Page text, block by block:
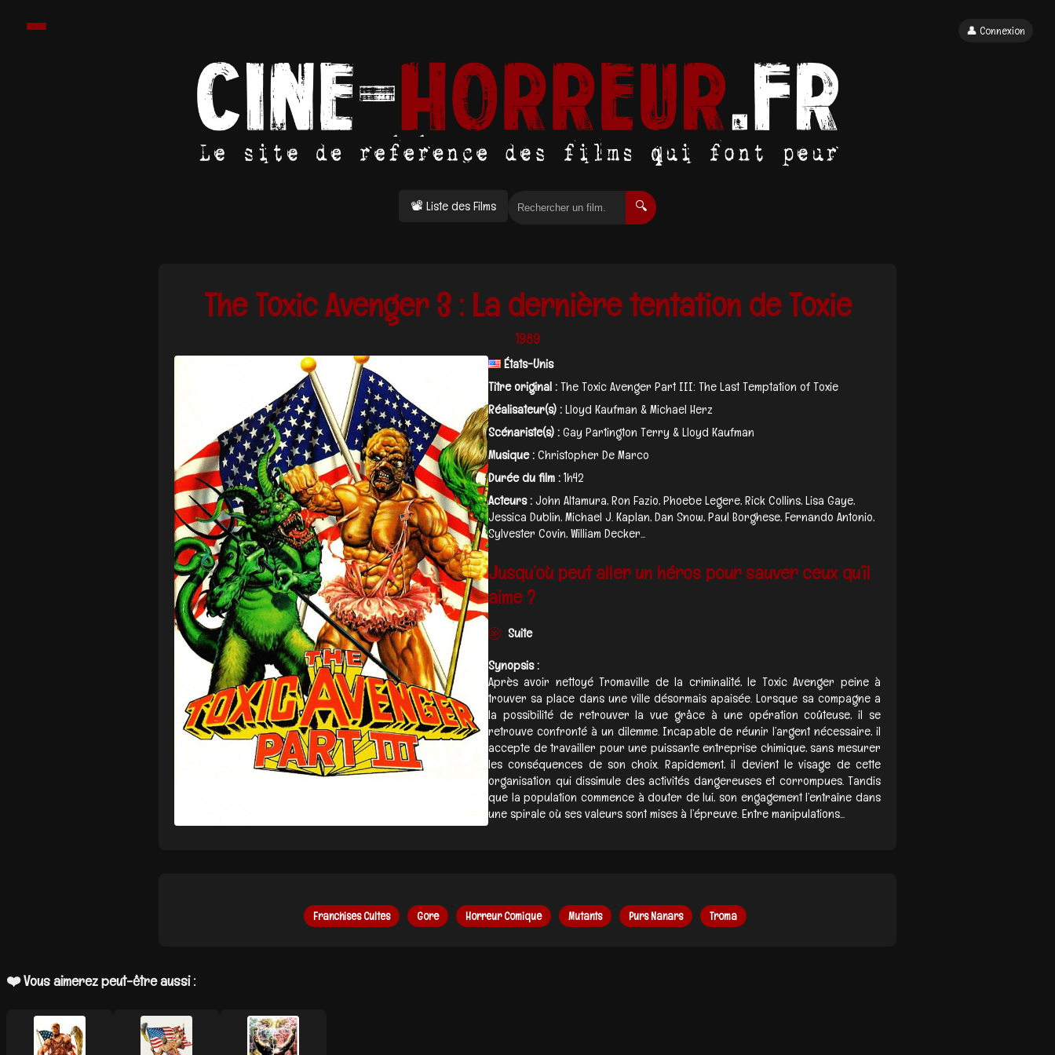
📽 Liste des Films 🔍
👤 Connexion
The Toxic Avenger 3 : La dernière tentation de Toxie
1989
États-Unis
Titre original :The Toxic Avenger Part III: The Last Temptation of Toxie
Réalisateur(s) :Lloyd Kaufman & Michael Herz
Scénariste(s) :Gay Partington Terry & Lloyd Kaufman
Musique :Christopher De Marco
Durée du film :1h42
Acteurs :John Altamura, Ron Fazio, Phoebe Legere, Rick Collins, Lisa Gaye,
Jessica Dublin, Michael J. Kaplan, Dan Snow, Paul Borghese, Fernando Antonio,
Sylvester Covin, William Decker...
Jusqu’où peut aller un héros pour sauver ceux qu’il
aime ?
Suite
Synopsis :
Après avoir nettoyé Tromaville de la criminalité, le Toxic Avenger peine à
trouver sa place dans une ville désormais apaisée. Lorsque sa compagne a
la possibilité de retrouver la vue grâce à une opération coûteuse, il se
retrouve confronté à un dilemme. Incapable de réunir l’argent nécessaire, il
accepte de travailler pour une puissante entreprise chimique, sans mesurer
les conséquences de son choix. Rapidement, il devient le visage de cette
organisation qui dissimule des activités dangereuses et corrompues. Tandis
que la population commence à douter de lui, son engagement l’entraîne dans
une spirale où ses valeurs sont mises à l’épreuve. Entre manipulations...
Franchises Cultes Gore Horreur Comique Mutants Purs Nanars Troma
❤️ Vous aimerez peut-être aussi :